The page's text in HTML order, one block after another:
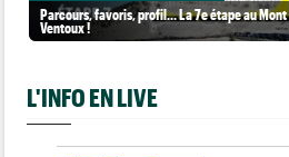
Parcours, favoris, profil… La 7e étape au Mont
Ventoux !
L'INFO EN LIVE